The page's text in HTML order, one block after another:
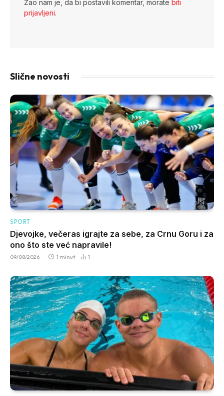
Žao nam je, da bi postavili komentar, morate biti
prijavljeni.
Slične novosti
SPORT
Djevojke, večeras igrajte za sebe, za Crnu Goru i za
ono što ste već napravile!
09/08/2026 1 minut 1